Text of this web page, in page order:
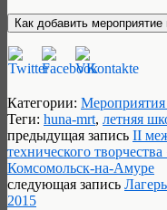
Категории:
Теги: huna-mrt, летняя
предыдущая запись II
технического
Комсомольск-на-Амуре
следующая запись
2015